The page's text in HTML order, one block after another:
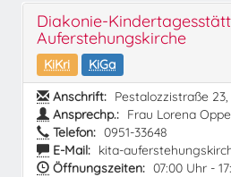
Diakonie-
Auferstehungskirche
KiKri
KiGa
Anschrift: Pestalozzistraße
Ansprechp.: Frau Lorena
Telefon: 0951-33648
E-Mail: kita-
Öffnungszeiten: 07:00 Uhr -